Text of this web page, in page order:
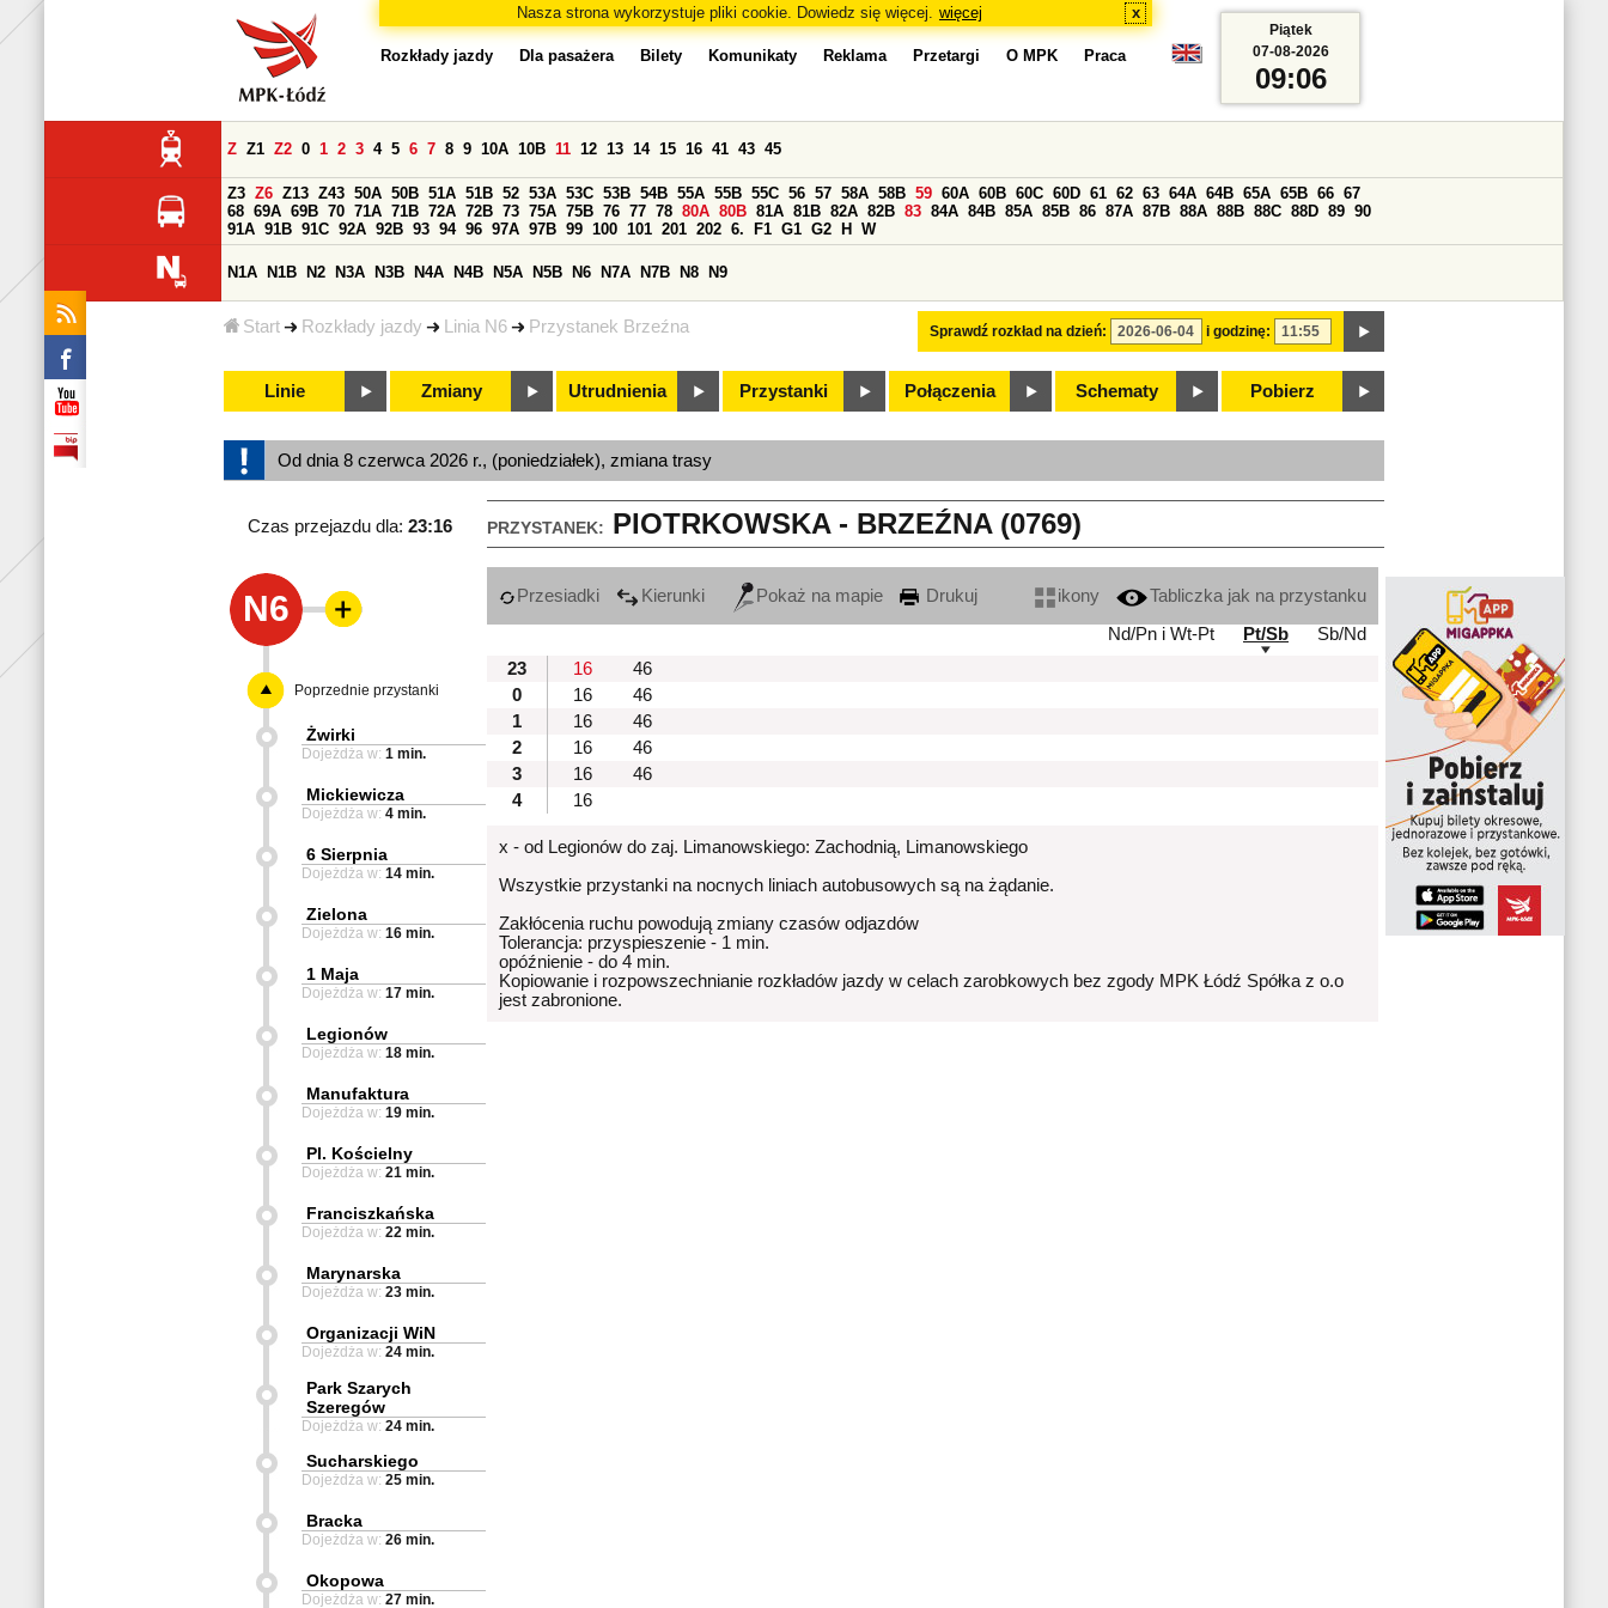
Nasza strona wykorzystuje pliki cookie. Dowiedz się więcej. więcej x
Start Rozkłady jazdy Linia N6 Przystanek Brzeźna
Rozkłady jazdy Dla pasażera Bilety Komunikaty Reklama Przetargi O MPK Praca
Sprawdź rozkład na dzień: i godzinę:
Z Z1 Z2 0 1 2 3 4 5 6 7 8 9 10A 10B 11 12 13 14 15 16 41 43 45
Z3 Z6 Z13 Z43 50A 50B 51A 51B 52 53A 53C 53B 54B 55A 55B 55C 56 57 58A 58B 59 60A 60B 60C 60D 61 62 63 64A 64B 65A 65B 66 67
68 69A 69B 70 71A 71B 72A 72B 73 75A 75B 76 77 78 80A 80B 81A 81B 82A 82B 83 84A 84B 85A 85B 86 87A 87B 88A 88B 88C 88D 89 90
91A 91B 91C 92A 92B 93 94 96 97A 97B 99 100 101 201 202 6. F1 G1 G2 H W
N1A N1B N2 N3A N3B N4A N4B N5A N5B N6 N7A N7B N8 N9
Linie Zmiany Utrudnienia Przystanki Połączenia Schematy Pobierz
Piątek
07-08-2026
09:06
Od dnia 8 czerwca 2026 r., (poniedziałek), zmiana trasy
PRZYSTANEK: PIOTRKOWSKA - BRZEŹNA (0769)
Czas przejazdu dla: 23:16
N6 Przesiadki Kierunki Pokaż na mapie Drukuj ikony
Tabliczka jak na przystanku
Nd/Pn i Wt-Pt
Pt/Sb
Sb/Nd
23
16
46
0
16
46
1
16
46
2
16
46
3
16
46
4
16
x - od Legionów do zaj. Limanowskiego: Zachodnią, Limanowskiego
Wszystkie przystanki na nocnych liniach autobusowych są na żądanie.
Zakłócenia ruchu powodują zmiany czasów odjazdów
Tolerancja: przyspieszenie - 1 min.
opóźnienie - do 4 min.
Kopiowanie i rozpowszechnianie rozkładów jazdy w celach zarobkowych bez zgody MPK Łódź Spółka z o.o
jest zabronione.
Poprzednie przystanki
Żwirki
Dojeżdża w: 1 min.
Mickiewicza
Dojeżdża w: 4 min.
6 Sierpnia
Dojeżdża w: 14 min.
Zielona
Dojeżdża w: 16 min.
1 Maja
Dojeżdża w: 17 min.
Legionów
Dojeżdża w: 18 min.
Manufaktura
Dojeżdża w: 19 min.
Pl. Kościelny
Dojeżdża w: 21 min.
Franciszkańska
Dojeżdża w: 22 min.
Marynarska
Dojeżdża w: 23 min.
Organizacji WiN
Dojeżdża w: 24 min.
Park Szarych
Szeregów
Dojeżdża w: 24 min.
Sucharskiego
Dojeżdża w: 25 min.
Bracka
Dojeżdża w: 26 min.
Okopowa
Dojeżdża w: 27 min.